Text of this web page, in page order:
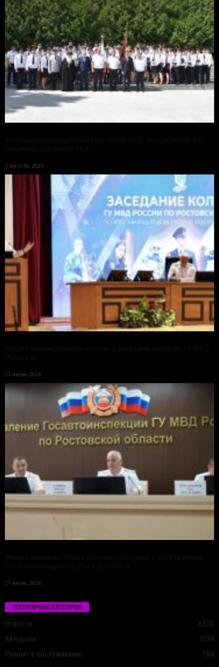
3 августа, 2026
21 июля, 2026
21 июля, 2026
ПОПУЛЯРНЫЕ КАТЕГОРИИ
Новости
6520
Автодома
1034
Ремонт и обслуживание
184